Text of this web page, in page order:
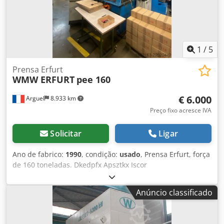
1 / 5
Arguel 8.933 km
Prensa Erfurt
WMW ERFURT pee 160
€ 6.000
Preço fixo acresce IVA
Solicitar Ligar
Ano de fabrico: 1990, condição: usado, Prensa Erfurt, força
de 160 toneladas. Dkedpfx Apsztkx Iscor
Anúncio classificado